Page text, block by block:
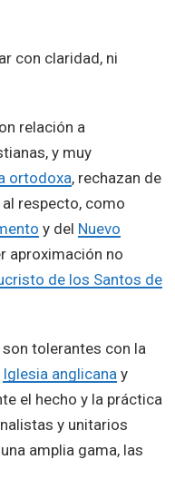
con claridad, ni
relación a
y muy
ortodoxa, rechazan de
respecto, como
y del Nuevo
aproximación no
de los Santos de
tolerantes con la
Iglesia anglicana y
el hecho y la práctica
y unitarios
amplia gama, las